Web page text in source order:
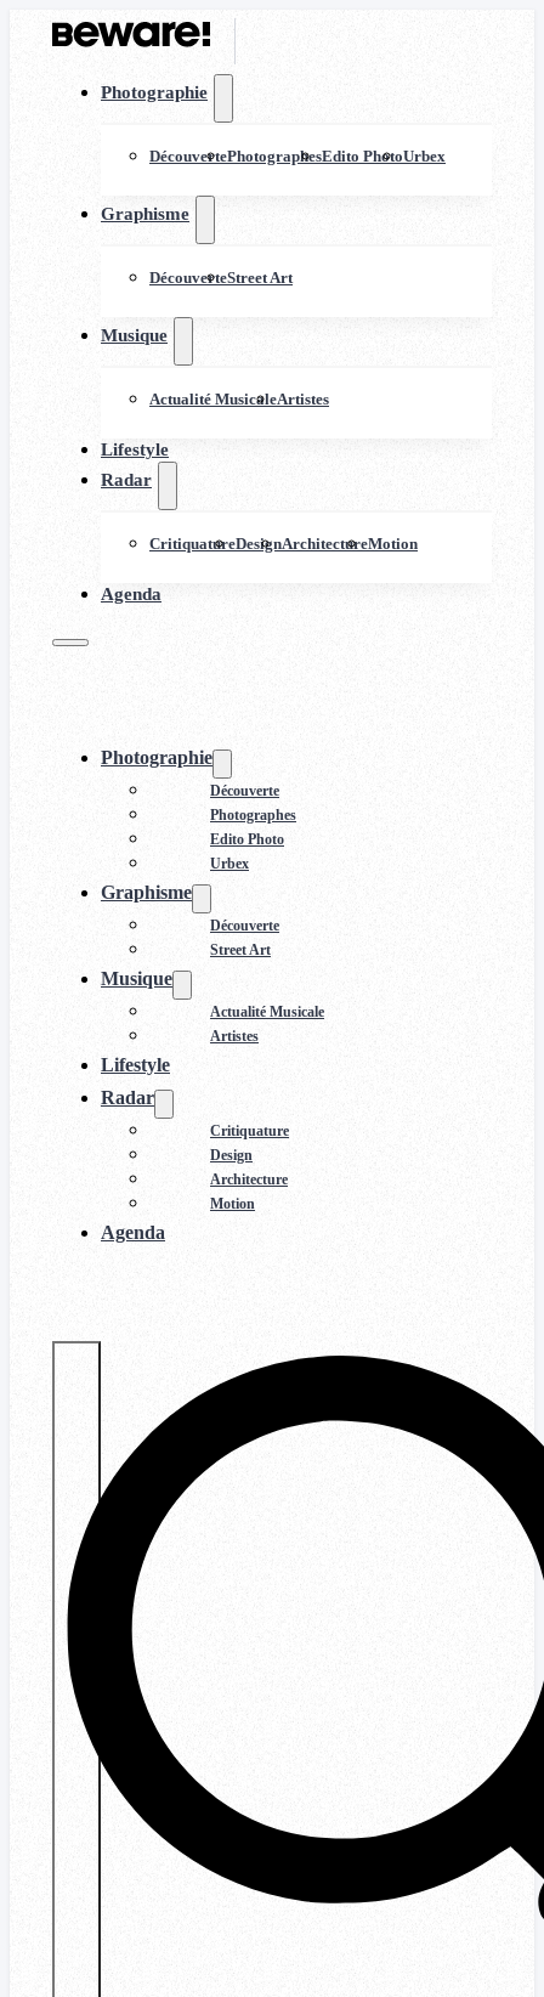
Photographie
DécouvertePhotographesEdito PhotoUrbex
Graphisme
DécouverteStreet Art
Musique
Actualité MusicaleArtistes
Lifestyle
Radar
CritiquatureDesignArchitectureMotion
Agenda
Photographie
Découverte
Photographes
Edito Photo
Urbex
Graphisme
Découverte
Street Art
Musique
Actualité Musicale
Artistes
Lifestyle
Radar
Critiquature
Design
Architecture
Motion
Agenda